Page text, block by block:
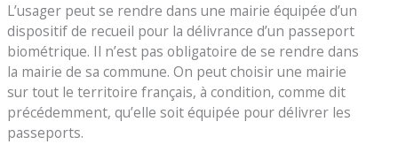
L’usager peut se rendre dans une mairie équipée d’un
dispositif de recueil pour la délivrance d’un passeport
biométrique. Il n’est pas obligatoire de se rendre dans
la mairie de sa commune. On peut choisir une mairie
sur tout le territoire français, à condition, comme dit
précédemment, qu’elle soit équipée pour délivrer les
passeports.